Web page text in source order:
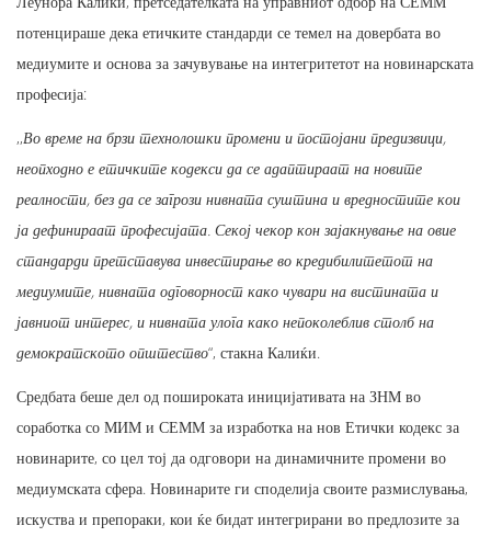
потенцираше дека етичките стандарди се темел на довербата во
медиумите и основа за зачувување на интегритетот на новинарската
професија:
,,Во време на брзи технолошки промени и постојани предизвици,
неопходно е етичките кодекси да се адаптираат на новите
реалности, без да се загрози нивната суштина и вредностите кои
ја дефинираат професијата. Секој чекор кон зајакнување на овие
стандарди претставува инвестирање во кредибилитетот на
медиумите, нивната одговорност како чувари на вистината и
јавниот интерес, и нивната улога како непоколеблив столб на
демократското општество“, стакна Калиќи.
Средбата беше дел од пошироката иницијативата на ЗНМ во
соработка со МИМ и СЕММ за изработка на нов Етички кодекс за
новинарите, со цел тој да одговори на динамичните промени во
медиумската сфера. Новинарите ги споделија своите размислувања,
искуства и препораки, кои ќе бидат интегрирани во предлозите за